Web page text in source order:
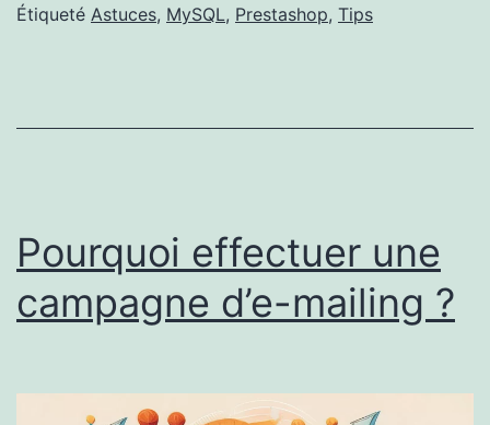
Étiqueté Astuces, MySQL, Prestashop, Tips
Pourquoi effectuer une
campagne d’e-mailing ?